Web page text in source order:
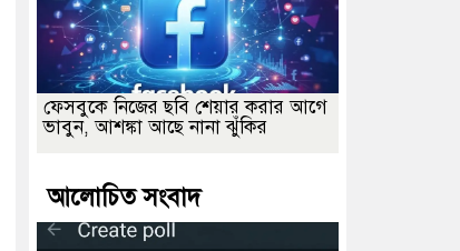
ফেসবুকে নিজের ছবি শেয়ার করার আগে
ভাবুন, আশঙ্কা আছে নানা ঝুঁকির
আলোচিত সংবাদ